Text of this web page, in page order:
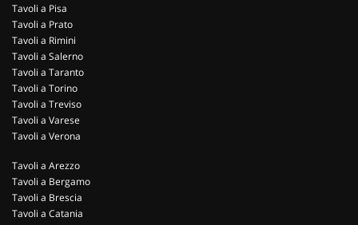
Tavoli a Pisa
Tavoli a Prato
Tavoli a Rimini
Tavoli a Salerno
Tavoli a Taranto
Tavoli a Torino
Tavoli a Treviso
Tavoli a Varese
Tavoli a Verona
Tavoli a Arezzo
Tavoli a Bergamo
Tavoli a Brescia
Tavoli a Catania